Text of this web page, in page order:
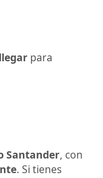
para
Santander, con
. Si tienes